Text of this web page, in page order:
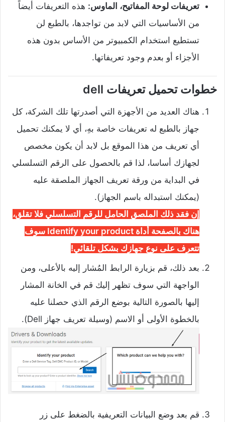
تعريفات لوحة المفاتيح، الماوس: هذه التعريفات أيضاً
من الأساسيات التي لابد من تواجدها، بالطبع لن
تستطيع استخدام الكمبيوتر من الأساس بدون هذه
الأجزاء أو بعدم وجود تعريفاتها.
خطوات تحميل تعريفات dell
هناك العديد من الأجهزة التي أصدرتها تلك الشركة، كل
جهاز بالطبع له تعريفات خاصة بهِ، أي لا يمكنك تحميل
أي تعريف من هذا الموقع بل لابد أن يكون مخصص
لجهازك أساسا، لذا قم بالحصول على الرقم التسلسلي
في البداية من ورقة تعريف الجهاز الملصقة عليه
(يمكنك استبداله باسم الجهاز).
إن فقد ذلك الملصق الحامل للرقم التسلسلي فلا تقلق،
هناك بالصفحة أداة Identify your product سوف
تتعرف على نوع جهازك بشكل تلقائي!
بعد ذلك، قم بزيارة الرابط المُشار إليه بالأعلى، ومن
الواجهة التي سوف تظهر إليك قم في الخانة المشار
إليها بالصورة التالية بوضع الرقم الذي حصلنا عليه
بالخطوة الأولى أو الاسم (وسيلة تعريف جهاز Dell).
قم بعد وضع البيانات التعريفية بالضغط على زر